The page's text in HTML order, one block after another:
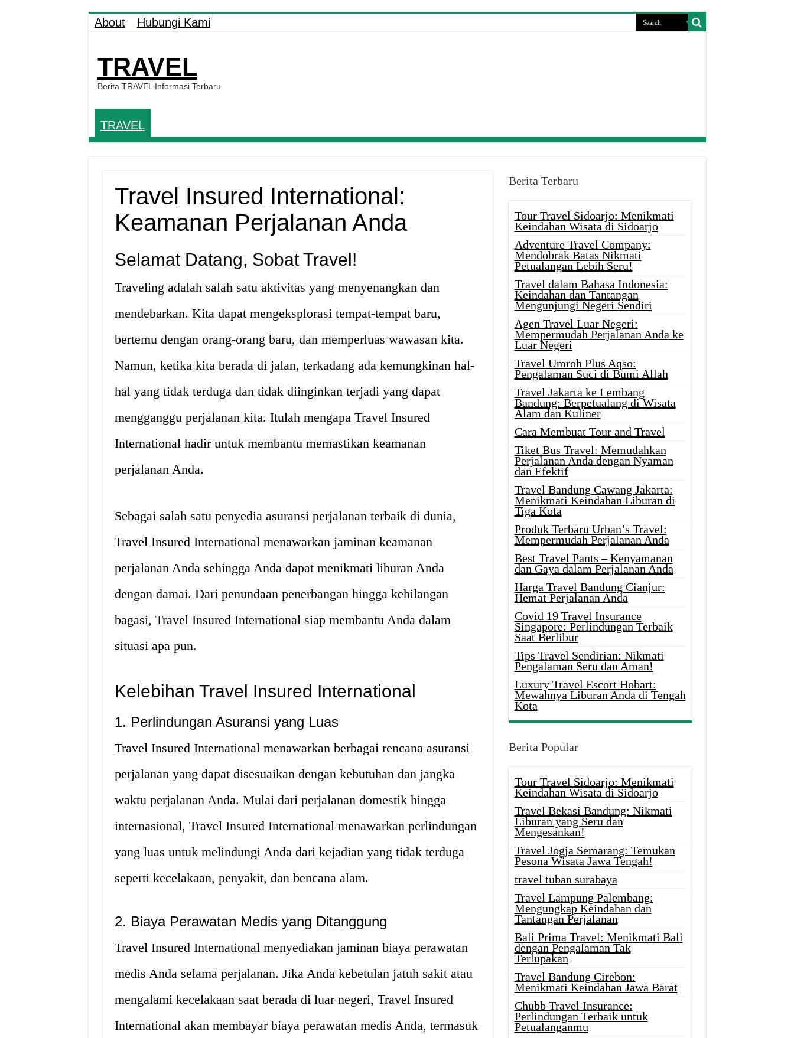
About Hubungi Kami
TRAVEL
Berita TRAVEL Informasi Terbaru
TRAVEL
Travel Insured International:
Keamanan Perjalanan Anda
Selamat Datang, Sobat Travel!
Traveling adalah salah satu aktivitas yang menyenangkan dan
mendebarkan. Kita dapat mengeksplorasi tempat-tempat baru,
bertemu dengan orang-orang baru, dan memperluas wawasan kita.
Namun, ketika kita berada di jalan, terkadang ada kemungkinan hal-
hal yang tidak terduga dan tidak diinginkan terjadi yang dapat
mengganggu perjalanan kita. Itulah mengapa Travel Insured
International hadir untuk membantu memastikan keamanan
perjalanan Anda.
Sebagai salah satu penyedia asuransi perjalanan terbaik di dunia,
Travel Insured International menawarkan jaminan keamanan
perjalanan Anda sehingga Anda dapat menikmati liburan Anda
dengan damai. Dari penundaan penerbangan hingga kehilangan
bagasi, Travel Insured International siap membantu Anda dalam
situasi apa pun.
Kelebihan Travel Insured International
1. Perlindungan Asuransi yang Luas
Travel Insured International menawarkan berbagai rencana asuransi
perjalanan yang dapat disesuaikan dengan kebutuhan dan jangka
waktu perjalanan Anda. Mulai dari perjalanan domestik hingga
internasional, Travel Insured International menawarkan perlindungan
yang luas untuk melindungi Anda dari kejadian yang tidak terduga
seperti kecelakaan, penyakit, dan bencana alam.
2. Biaya Perawatan Medis yang Ditanggung
Travel Insured International menyediakan jaminan biaya perawatan
medis Anda selama perjalanan. Jika Anda kebetulan jatuh sakit atau
mengalami kecelakaan saat berada di luar negeri, Travel Insured
International akan membayar biaya perawatan medis Anda, termasuk
Berita Terbaru
Tour Travel Sidoarjo: Menikmati
Keindahan Wisata di Sidoarjo
Adventure Travel Company:
Mendobrak Batas Nikmati
Petualangan Lebih Seru!
Travel dalam Bahasa Indonesia:
Keindahan dan Tantangan
Mengunjungi Negeri Sendiri
Agen Travel Luar Negeri:
Mempermudah Perjalanan Anda ke
Luar Negeri
Travel Umroh Plus Aqso:
Pengalaman Suci di Bumi Allah
Travel Jakarta ke Lembang
Bandung: Berpetualang di Wisata
Alam dan Kuliner
Cara Membuat Tour and Travel
Tiket Bus Travel: Memudahkan
Perjalanan Anda dengan Nyaman
dan Efektif
Travel Bandung Cawang Jakarta:
Menikmati Keindahan Liburan di
Tiga Kota
Produk Terbaru Urban’s Travel:
Mempermudah Perjalanan Anda
Best Travel Pants – Kenyamanan
dan Gaya dalam Perjalanan Anda
Harga Travel Bandung Cianjur:
Hemat Perjalanan Anda
Covid 19 Travel Insurance
Singapore: Perlindungan Terbaik
Saat Berlibur
Tips Travel Sendirian: Nikmati
Pengalaman Seru dan Aman!
Luxury Travel Escort Hobart:
Mewahnya Liburan Anda di Tengah
Kota
Berita Popular
Tour Travel Sidoarjo: Menikmati
Keindahan Wisata di Sidoarjo
Travel Bekasi Bandung: Nikmati
Liburan yang Seru dan
Mengesankan!
Travel Jogja Semarang: Temukan
Pesona Wisata Jawa Tengah!
travel tuban surabaya
Travel Lampung Palembang:
Mengungkap Keindahan dan
Tantangan Perjalanan
Bali Prima Travel: Menikmati Bali
dengan Pengalaman Tak
Terlupakan
Travel Bandung Cirebon:
Menikmati Keindahan Jawa Barat
Chubb Travel Insurance:
Perlindungan Terbaik untuk
Petualanganmu